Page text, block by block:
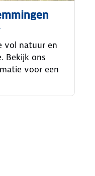
vol natuur en
Bekijk ons
voor een